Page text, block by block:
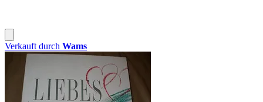
Verkauft durch Wams